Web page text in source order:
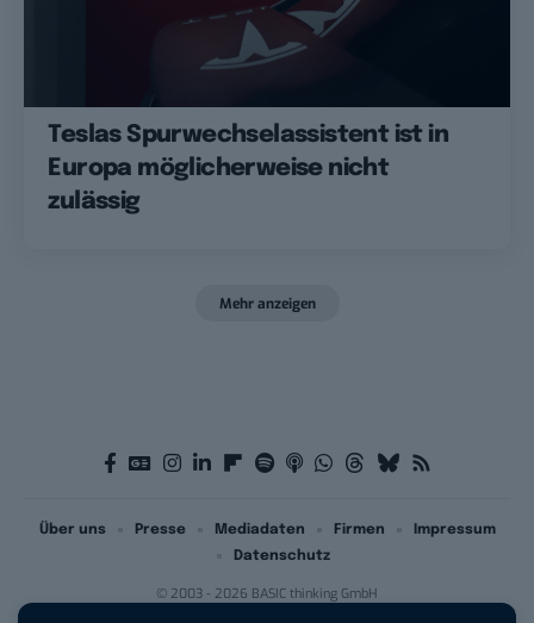
Teslas Spurwechselassistent ist in
Europa möglicherweise nicht
zulässig
Mehr anzeigen
© 2003 - 2026 BASIC thinking GmbH
Über uns Presse Mediadaten Firmen
Impressum
Datenschutz